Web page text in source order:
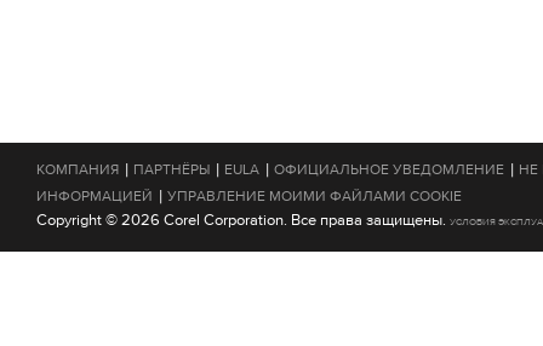
КОМПАНИЯ | ПАРТНЁРЫ | EULA | ОФИЦИАЛЬНОЕ УВЕДОМЛЕНИЕ | НЕ
ИНФОРМАЦИЕЙ | УПРАВЛЕНИЕ МОИМИ ФАЙЛАМИ COOKIE
Copyright © 2026 Corel Corporation. Все права защищены. УСЛОВИЯ